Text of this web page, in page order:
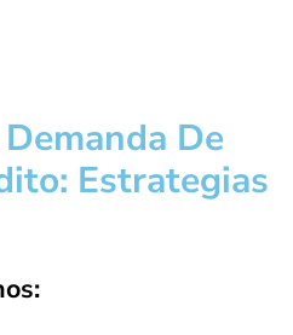
De
Estrategias